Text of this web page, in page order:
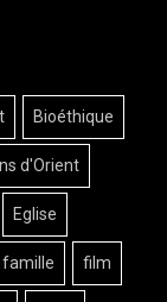
Bioéthique
d'Orient
Eglise
famille film